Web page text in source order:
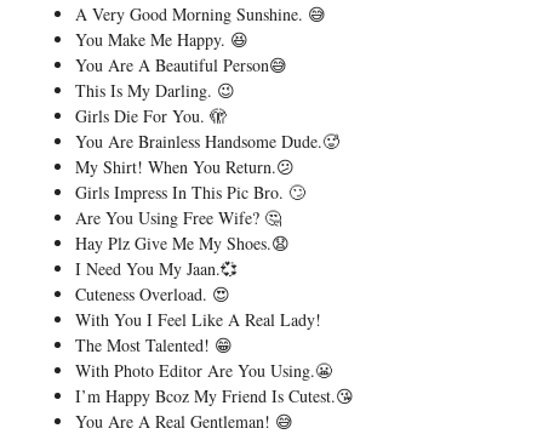
A Very Good Morning Sunshine. 😅
You Make Me Happy. 😆
You Are A Beautiful Person😅
This Is My Darling. 😉
Girls Die For You. 🫣
You Are Brainless Handsome Dude.🥵
My Shirt! When You Return.😕
Girls Impress In This Pic Bro. 🙄
Are You Using Free Wife? 🤔
Hay Plz Give Me My Shoes.😧
I Need You My Jaan.💞
Cuteness Overload. 😍
With You I Feel Like A Real Lady!
The Most Talented! 😁
With Photo Editor Are You Using.😬
I’m Happy Bcoz My Friend Is Cutest.😘
You Are A Real Gentleman! 😅